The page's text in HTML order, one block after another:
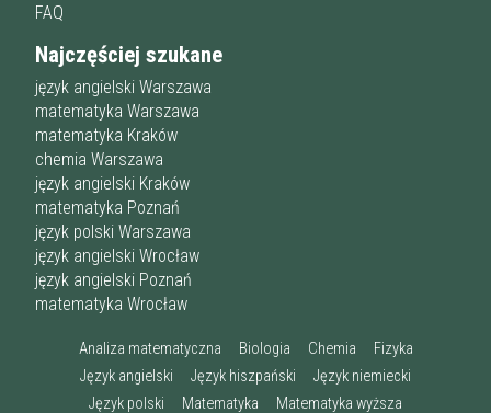
FAQ
Najczęściej szukane
język angielski Warszawa
matematyka Warszawa
matematyka Kraków
chemia Warszawa
język angielski Kraków
matematyka Poznań
język polski Warszawa
język angielski Wrocław
język angielski Poznań
matematyka Wrocław
Analiza matematyczna Biologia Chemia
Fizyka
Język angielski
Język hiszpański
Język niemiecki
Język polski
Matematyka Matematyka wyższa